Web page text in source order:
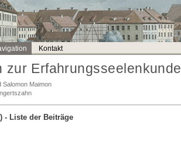
Kontakt
Erfahrungsseelenkunde
Salomon Maimon
- Liste der Beiträge